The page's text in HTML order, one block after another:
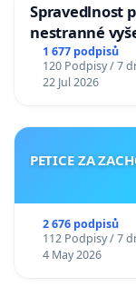
Spravedlnost
nestranné
1 677 podpisů
120 Podpisy / 7
22 Jul 2026
PETICE ZA
2 676 podpisů
112 Podpisy / 7
4 May 2026